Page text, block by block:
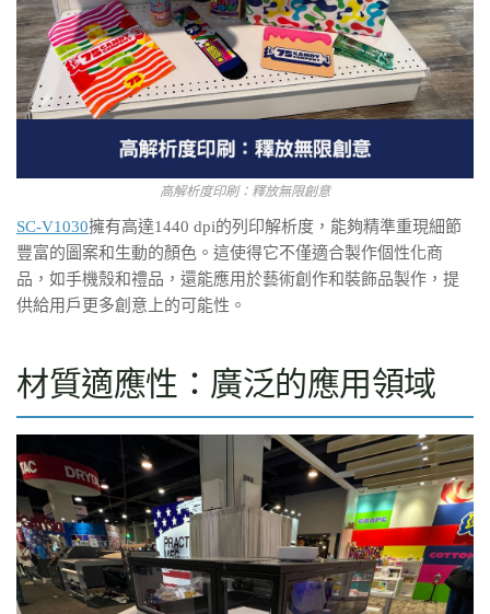
高解析度印刷：釋放無限創意
SC-V1030擁有高達1440 dpi的列印解析度，能夠精準重現細節
豐富的圖案和生動的顏色。這使得它不僅適合製作個性化商
品，如手機殼和禮品，還能應用於藝術創作和裝飾品製作，提
供給用戶更多創意上的可能性。
材質適應性：廣泛的應用領域